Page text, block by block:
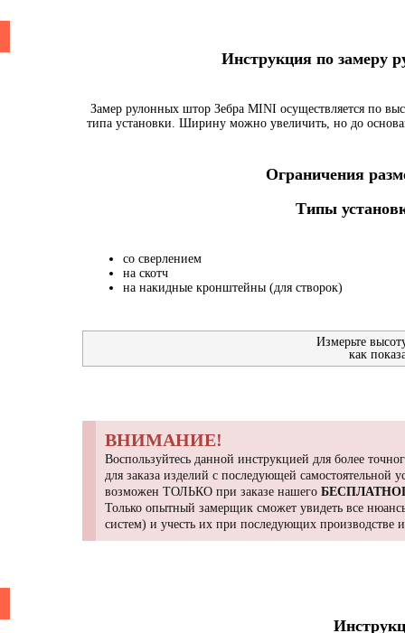
Инструкция по
Замер рулонных штор Зебра MINI осуществляется по
типа установки. Ширину можно увеличить, но до
Ограничения
Типы
со сверлением
на скотч
на накидные кронштейны (для створок)
Измерьте
как
ВНИМАНИЕ!
Воспользуйтесь данной инструкцией для более
для заказа изделий с последующей
возможен ТОЛЬКО при заказе нашего
Только опытный замерщик сможет увидеть все
систем) и учесть их при последующих производстве